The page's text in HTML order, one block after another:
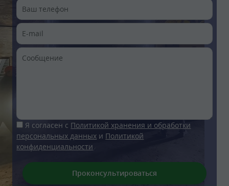
Я согласен с Политикой хранения и обработки
персональных данных и Политикой
конфиденциальности